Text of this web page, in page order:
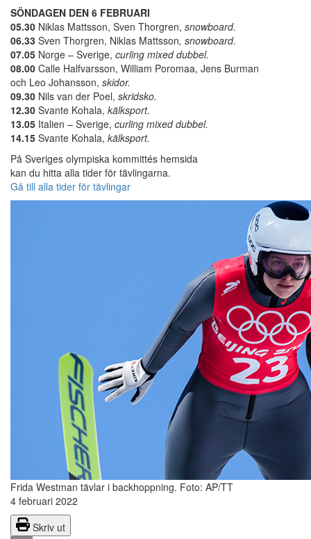
SÖNDAGEN DEN 6 FEBRUARI
05.30 Niklas Mattsson, Sven Thorgren, snowboard.
06.33 Sven Thorgren, Niklas Mattsson, snowboard.
07.05 Norge – Sverige, curling mixed dubbel.
08.00 Calle Halfvarsson, William Poromaa, Jens Burman
och Leo Johansson, skidor.
09.30 Nils van der Poel, skridsko.
12.30 Svante Kohala, kälksport.
13.05 Italien – Sverige, curling mixed dubbel.
14.15 Svante Kohala, kälksport.
På Sveriges olympiska kommittés hemsida
kan du hitta alla tider för tävlingarna.
Gå till alla tider för tävlingar
Frida Westman tävlar i backhoppning. Foto: AP/TT
4 februari 2022
Skriv ut